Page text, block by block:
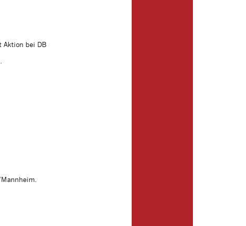
Aktion bei DB